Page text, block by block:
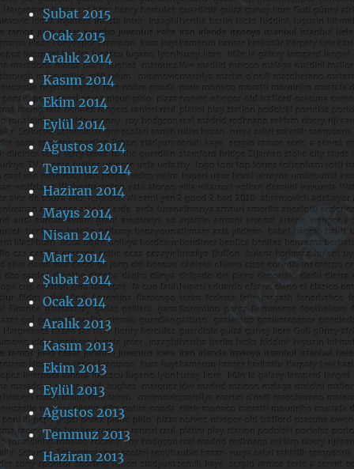
Şubat 2015
Ocak 2015
Aralık 2014
Kasım 2014
Ekim 2014
Eylül 2014
Ağustos 2014
Temmuz 2014
Haziran 2014
Mayıs 2014
Nisan 2014
Mart 2014
Şubat 2014
Ocak 2014
Aralık 2013
Kasım 2013
Ekim 2013
Eylül 2013
Ağustos 2013
Temmuz 2013
Haziran 2013